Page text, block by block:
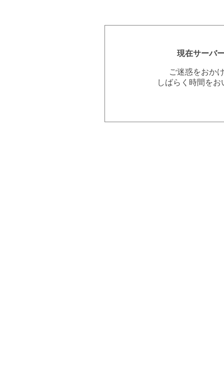
現在サーバ
ご迷惑をおか
しばらく時間を